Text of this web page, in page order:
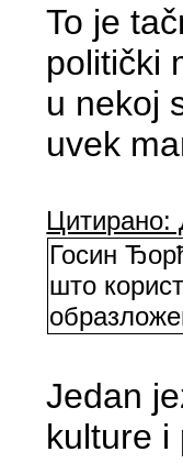
To je
politički
u nekoj
uvek
Цитирано:
Госин
што
Jedan
kulture i